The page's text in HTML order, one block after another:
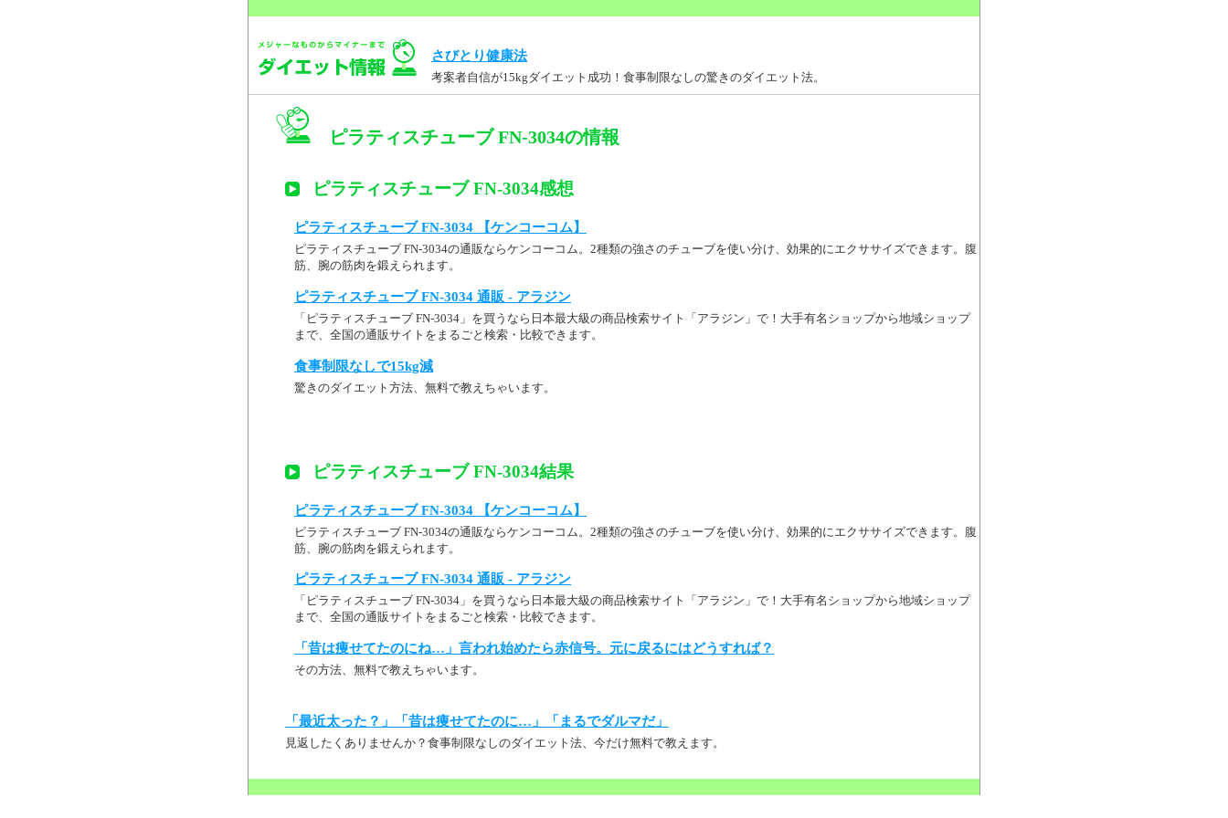
さびとり健康法
考案者自信が15kgダイエット成功！食事制限なしの驚きのダイエット法。
ピラティスチューブ FN-3034の情報
ピラティスチューブ FN-3034感想
ピラティスチューブ FN-3034 【ケンコーコム】
ピラティスチューブ FN-3034の通販ならケンコーコム。2種類の強さのチューブを使い分け、効果的にエクササイズできます。腹
筋、腕の筋肉を鍛えられます。
ピラティスチューブ FN-3034 通販 - アラジン
「ピラティスチューブ FN-3034」を買うなら日本最大級の商品検索サイト「アラジン」で！大手有名ショップから地域ショップ
まで、全国の通販サイトをまるごと検索・比較できます。
食事制限なしで15kg減
驚きのダイエット方法、無料で教えちゃいます。
ピラティスチューブ FN-3034結果
ピラティスチューブ FN-3034 【ケンコーコム】
ピラティスチューブ FN-3034の通販ならケンコーコム。2種類の強さのチューブを使い分け、効果的にエクササイズできます。腹
筋、腕の筋肉を鍛えられます。
ピラティスチューブ FN-3034 通販 - アラジン
「ピラティスチューブ FN-3034」を買うなら日本最大級の商品検索サイト「アラジン」で！大手有名ショップから地域ショップ
まで、全国の通販サイトをまるごと検索・比較できます。
「昔は痩せてたのにね…」言われ始めたら赤信号。元に戻るにはどうすれば？
その方法、無料で教えちゃいます。
「最近太った？」「昔は痩せてたのに…」「まるでダルマだ」
見返したくありませんか？食事制限なしのダイエット法、今だけ無料で教えます。